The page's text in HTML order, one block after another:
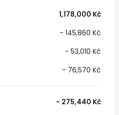
1,178,000 Kč
- 145,860 Kč
- 53,010 Kč
- 76,570 Kč
- 275,440 Kč